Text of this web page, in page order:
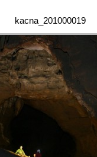
kacna_201000019